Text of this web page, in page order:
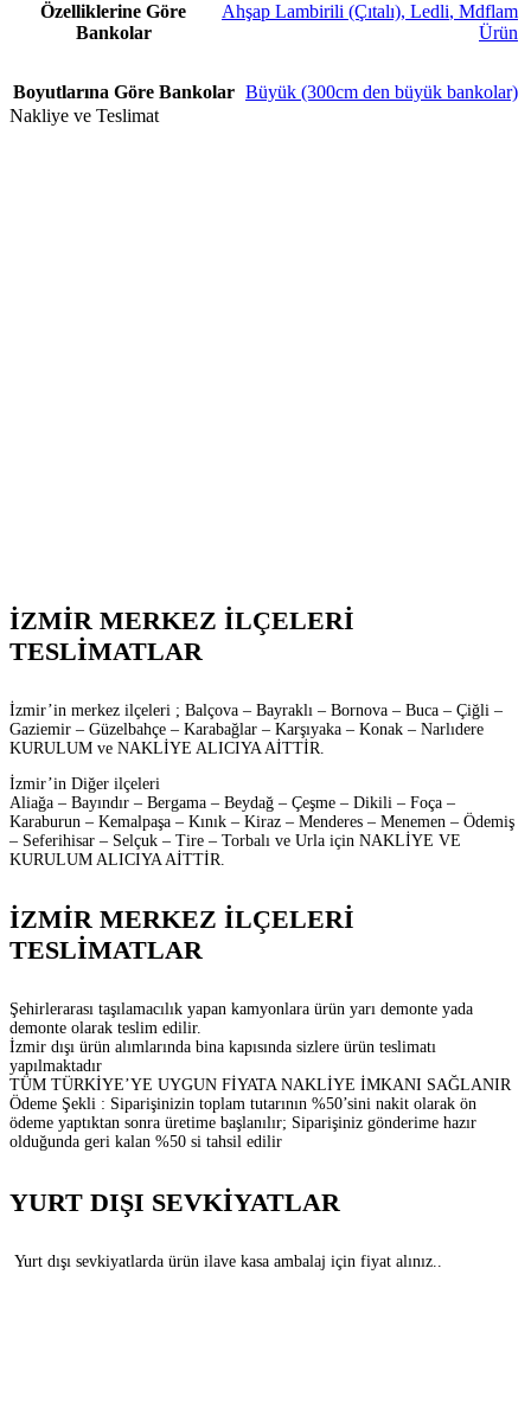
Özelliklerine Göre
Bankolar
Ahşap Lambirili (Çıtalı), Ledli, Mdflam
Ürün
Boyutlarına Göre Bankolar Büyük (300cm den büyük bankolar)
Nakliye ve Teslimat
İZMİR MERKEZ İLÇELERİ
TESLİMATLAR
İzmir’in merkez ilçeleri ; Balçova – Bayraklı – Bornova – Buca – Çiğli –
Gaziemir – Güzelbahçe – Karabağlar – Karşıyaka – Konak – Narlıdere
KURULUM ve NAKLİYE ALICIYA AİTTİR.
İzmir’in Diğer ilçeleri
Aliağa – Bayındır – Bergama – Beydağ – Çeşme – Dikili – Foça –
Karaburun – Kemalpaşa – Kınık – Kiraz – Menderes – Menemen – Ödemiş
– Seferihisar – Selçuk – Tire – Torbalı ve Urla için NAKLİYE VE
KURULUM ALICIYA AİTTİR.
İZMİR MERKEZ İLÇELERİ
TESLİMATLAR
Şehirlerarası taşılamacılık yapan kamyonlara ürün yarı demonte yada
demonte olarak teslim edilir.
İzmir dışı ürün alımlarında bina kapısında sizlere ürün teslimatı
yapılmaktadır
TÜM TÜRKİYE’YE UYGUN FİYATA NAKLİYE İMKANI SAĞLANIR
Ödeme Şekli : Siparişinizin toplam tutarının %50’sini nakit olarak ön
ödeme yaptıktan sonra üretime başlanılır; Siparişiniz gönderime hazır
olduğunda geri kalan %50 si tahsil edilir
YURT DIŞI SEVKİYATLAR
Yurt dışı sevkiyatlarda ürün ilave kasa ambalaj için fiyat alınız..